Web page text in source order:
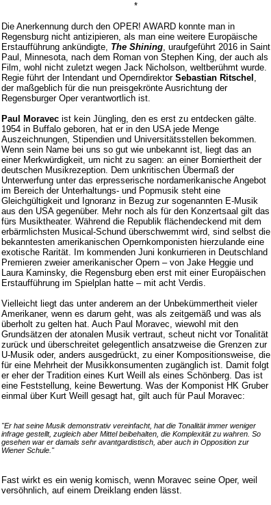
*
Die Anerkennung durch den OPER! AWARD konnte man in
Regensburg nicht antizipieren, als man eine weitere Europäische
Erstaufführung ankündigte, The Shining, uraufgeführt 2016 in Saint
Paul, Minnesota, nach dem Roman von Stephen King, der auch als
Film, wohl nicht zuletzt wegen Jack Nicholson, weltberühmt wurde.
Regie führt der Intendant und Operndirektor Sebastian Ritschel ,
der maßgeblich für die nun preisgekrönte Ausrichtung der
Regensburger Oper verantwortlich ist.
Paul Moravecist kein Jüngling, den es erst zu entdecken gälte.
1954 in Buffalo geboren, hat er in den USA jede Menge
Auszeichnungen, Stipendien und Universitätsstellen bekommen.
Wenn sein Name bei uns so gut wie unbekannt ist, liegt das an
einer Merkwürdigkeit, um nicht zu sagen: an einer Borniertheit der
deutschen Musikrezeption. Dem unkritischen Übermaß der
Unterwerfung unter das erpresserische nordamerikanische Angebot
im Bereich der Unterhaltungs- und Popmusik steht eine
Gleichgültigkeit und Ignoranz in Bezug zur sogenannten E-Musik
aus den USA gegenüber. Mehr noch als für den Konzertsaal gilt das
fürs Musiktheater. Während die Republik flächendeckend mit dem
erbärmlichsten Musical-Schund überschwemmt wird, sind selbst die
bekanntesten amerikanischen Opernkomponisten hierzulande eine
exotische Rarität. Im kommenden Juni konkurrieren in Deutschland
Premieren zweier amerikanischer Opern – von Jake Heggie und
Laura Kaminsky, die Regensburg eben erst mit einer Europäischen
Erstaufführung im Spielplan hatte – mit acht Verdis.
Vielleicht liegt das unter anderem an der Unbekümmertheit vieler
Amerikaner, wenn es darum geht, was als zeitgemäß und was als
überholt zu gelten hat. Auch Paul Moravec, wiewohl mit den
Grundsätzen der atonalen Musik vertraut, scheut nicht vor Tonalität
zurück und überschreitet gelegentlich ansatzweise die Grenzen zur
U-Musik oder, anders ausgedrückt, zu einer Kompositionsweise, die
für eine Mehrheit der Musikkonsumenten zugänglich ist. Damit folgt
er eher der Tradition eines Kurt Weill als eines Schönberg. Das ist
eine Feststellung, keine Bewertung. Was der Komponist HK Gruber
einmal über Kurt Weill gesagt hat, gilt auch für Paul Moravec:
"Er hat seine Musik demonstrativ vereinfacht, hat die Tonalität immer weniger
infrage gestellt, zugleich aber Mittel beibehalten, die Komplexität zu wahren. So
gesehen war er damals sehr avantgardistisch, aber auch in Opposition zur
Wiener Schule."
Fast wirkt es ein wenig komisch, wenn Moravec seine Oper, weil
versöhnlich, auf einem Dreiklang enden lässt.